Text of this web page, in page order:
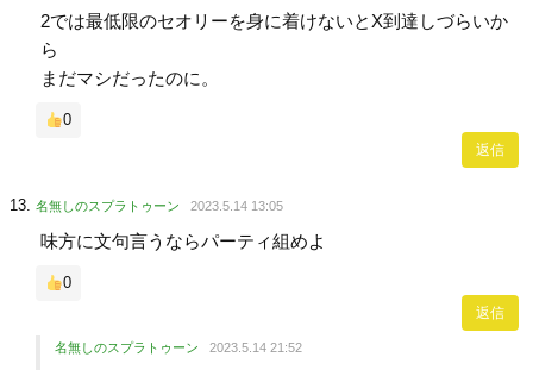
2では最低限のセオリーを身に着けないとX到達しづらいか
ら
まだマシだったのに。
0
返信
名無しのスプラトゥーン 2023.5.14 13:05
味方に文句言うならパーティ組めよ
0
返信
名無しのスプラトゥーン 2023.5.14 21:52